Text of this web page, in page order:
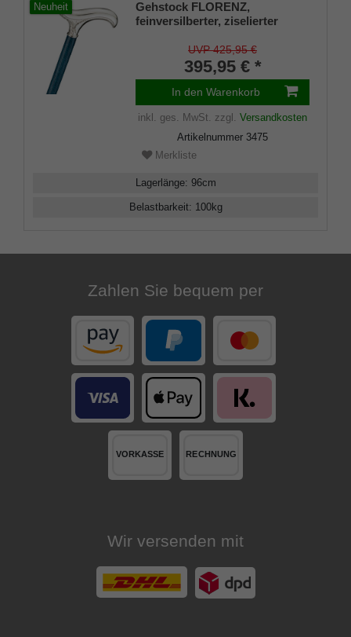
Neuheit
Gehstock FLORENZ,
feinversilberter, ziselierter
Stock aus edlem, navyblue
gebeiztem Eschenholz,
inklusive passendem
Schlankpuffer.
UVP 425,95 €
395,95 € *
In den Warenkorb
inkl. ges. MwSt. zzgl. Versandkosten
Artikelnummer 3475
Merkliste
Lagerlänge: 96cm
Belastbarkeit: 100kg
Zahlen Sie bequem per
Wir versenden mit